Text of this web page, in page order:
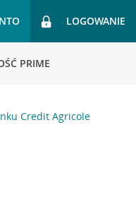
LOGOWANIE
PRIME
Credit Agricole